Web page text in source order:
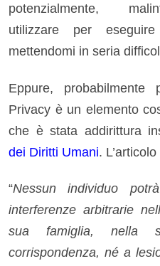
potenzialmente,
utilizzare per
mettendomi in seria
Eppure,
Privacy è un elemento
che è stata addirittura
dei Diritti Umani.
“Nessun individuo
interferenze arbitrarie
sua famiglia, nella
corrispondenza, né a